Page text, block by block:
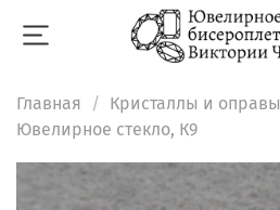
Главная
Кристаллы и оправы
Ювелирное стекло, К9